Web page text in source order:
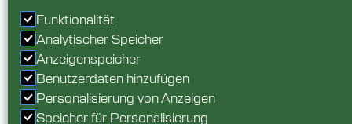
Funktionalität
Analytischer Speicher
Anzeigenspeicher
Benutzerdaten hinzufügen
Personalisierung von Anzeigen
Speicher für Personalisierung